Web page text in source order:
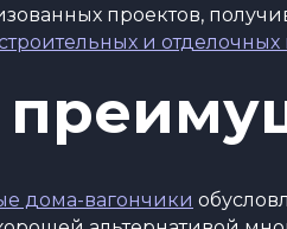
проектов,
и отделочных
дома-вагончики